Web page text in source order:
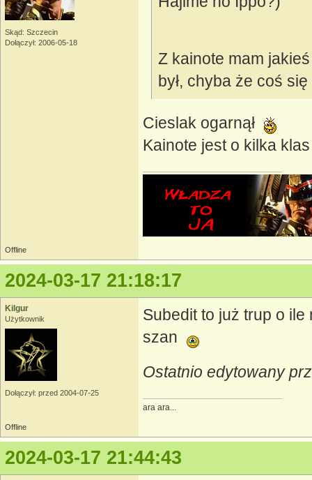
Skąd: Szczecin
Dołączył: 2006-05-18
Z kainote mam
był, chyba że coś się
Cieslak ogarnął
Kainote jest o kilka
Offline
2024-03-17 21:18:17
Kilgur
Użytkownik
Dołączył: przed 2004-07-25
Subedit to już trup o ile
szan
Ostatnio edytowany
ara ara...
Offline
2024-03-17 21:44:43